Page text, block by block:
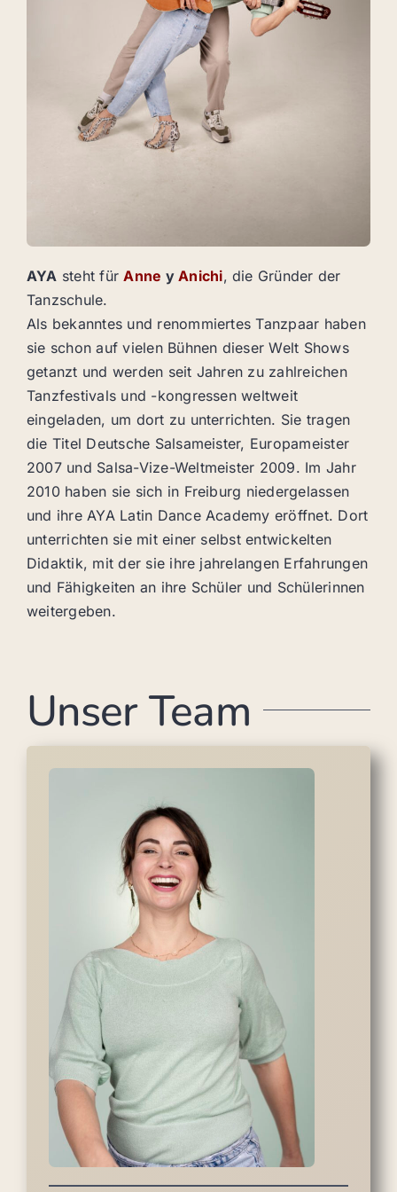
AYA steht fürAnne yAnichi, die Gründer der
Tanzschule.
Als bekanntes und renommiertes Tanzpaar haben
sie schon auf vielen Bühnen dieser Welt Shows
getanzt und werden seit Jahren zu zahlreichen
Tanzfestivals und -kongressen weltweit
eingeladen, um dort zu unterrichten. Sie tragen
die Titel Deutsche Salsameister, Europameister
2007 und Salsa-Vize-Weltmeister 2009. Im Jahr
2010 haben sie sich in Freiburg niedergelassen
und ihre AYA Latin Dance Academy eröffnet. Dort
unterrichten sie mit einer selbst entwickelten
Didaktik, mit der sie ihre jahrelangen Erfahrungen
und Fähigkeiten an ihre Schüler und Schülerinnen
weitergeben.
Unser Team